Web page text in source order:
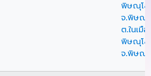
พิษณุโล
จ.พิษณุ
ต.ในเมื
พิษณุโล
จ.พิษณุ